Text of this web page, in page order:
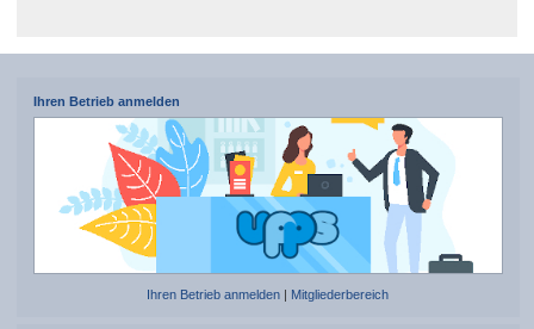
Ihren Betrieb anmelden
Ihren Betrieb anmelden Mitgliederbereich